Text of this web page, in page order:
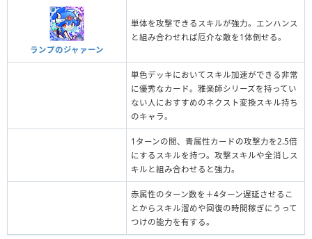
ランプのジャァーン
単体を攻撃できるスキルが強力。エンハンス
と組み合わせれば厄介な敵を1体倒せる。
単色デッキにおいてスキル加速ができる非常
に優秀なカード。雅楽師シリーズを持ってい
ない人におすすめのネクスト変換スキル持ち
のキャラ。
1ターンの間、青属性カードの攻撃力を2.5倍
にするスキルを持つ。攻撃スキルや全消しス
キルと組み合わせると強力。
赤属性のターン数を＋4ターン遅延させるこ
とからスキル溜めや回復の時間稼ぎにうって
つけの能力を有する。